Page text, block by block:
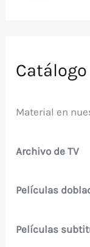
Material en
Archivo de TV
Películas
Películas